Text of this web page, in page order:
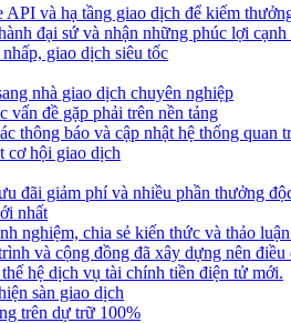
và hạ tầng giao dịch để kiếm
đại sứ và nhận những phúc lợi cạnh
giao dịch siêu tốc
nhà giao dịch chuyên nghiệp
vấn đề gặp phải trên nền tảng
thông báo và cập nhật hệ thống quan
cơ hội giao dịch
đãi giảm phí và nhiều phần thưởng
nhất
nghiệm, chia sẻ kiến thức và thảo
và cộng đồng đã xây dựng nên điều
hệ dịch vụ tài chính tiền điện tử mới.
sàn giao dịch
trên dự trữ 100%